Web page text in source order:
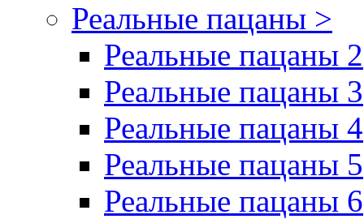
Реальные пацаны >
Реальные пацаны 2
Реальные пацаны 3
Реальные пацаны 4
Реальные пацаны 5
Реальные пацаны 6